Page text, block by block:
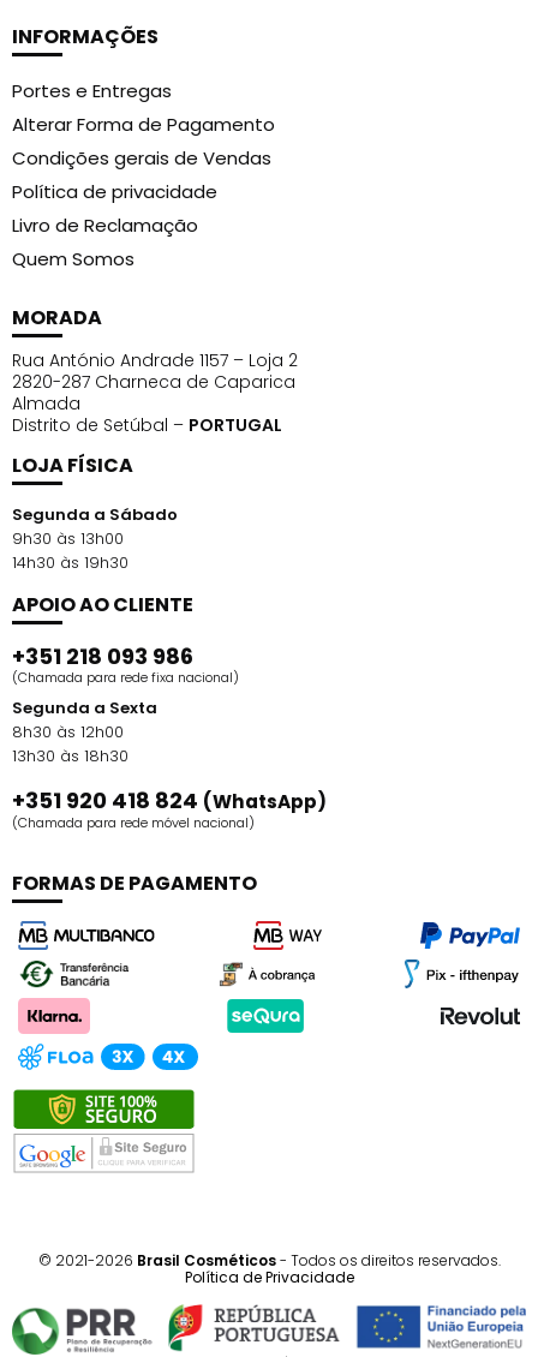
INFORMAÇÕES
Portes e Entregas
Alterar Forma de Pagamento
Condições gerais de Vendas
Política de privacidade
Livro de Reclamação
Quem Somos
MORADA
Rua António Andrade 1157 – Loja 2
2820-287 Charneca de Caparica
Almada
Distrito de Setúbal – PORTUGAL
LOJA FÍSICA
Segunda a Sábado
9h30 às 13h00
14h30 às 19h30
APOIO AO CLIENTE
+351 218 093 986
(Chamada para rede fixa nacional)
Segunda a Sexta
8h30 às 12h00
13h30 às 18h30
+351 920 418 824 (WhatsApp)
(Chamada para rede móvel nacional)
FORMAS DE PAGAMENTO
© 2021-2026 Brasil Cosméticos- Todos os direitos reservados.
Política de Privacidade